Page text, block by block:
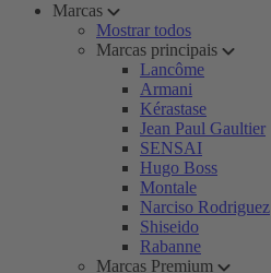
Marcas
Mostrar todos
Marcas principais
Lancôme
Armani
Kérastase
Jean Paul Gaultier
SENSAI
Hugo Boss
Montale
Narciso Rodriguez
Shiseido
Rabanne
Marcas Premium